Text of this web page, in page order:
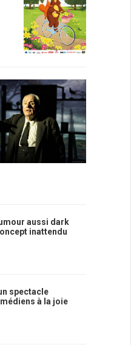
aussi dark
inattendu
spectacle
à la joie